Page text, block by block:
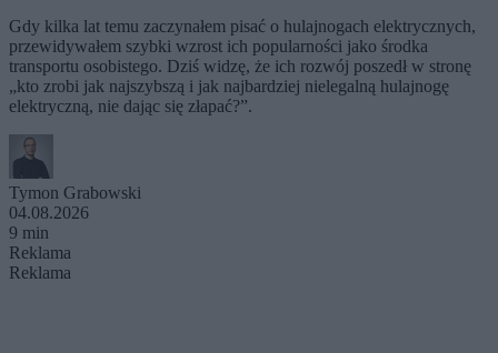
Gdy kilka lat temu zaczynałem pisać o hulajnogach elektrycznych,
przewidywałem szybki wzrost ich popularności jako środka
transportu osobistego. Dziś widzę, że ich rozwój poszedł w stronę
„kto zrobi jak najszybszą i jak najbardziej nielegalną hulajnogę
elektryczną, nie dając się złapać?”.
Tymon Grabowski
04.08.2026
9 min
Reklama
Reklama